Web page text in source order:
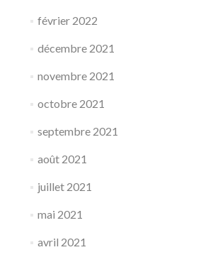
février 2022
décembre 2021
novembre 2021
octobre 2021
septembre 2021
août 2021
juillet 2021
mai 2021
avril 2021